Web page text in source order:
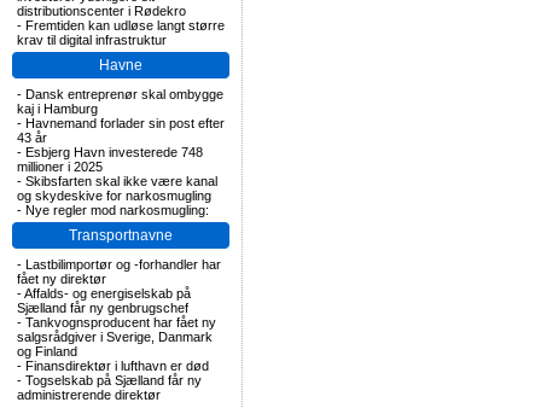
distributionscenter i Rødekro
- Fremtiden kan udløse langt større
krav til digital infrastruktur
Havne
- Dansk entreprenør skal ombygge
kaj i Hamburg
- Havnemand forlader sin post efter
43 år
- Esbjerg Havn investerede 748
millioner i 2025
- Skibsfarten skal ikke være kanal
og skydeskive for narkosmugling
- Nye regler mod narkosmugling:
Transportnavne
- Lastbilimportør og -forhandler har
fået ny direktør
-Affalds- og energiselskab på
Sjælland får ny genbrugschef
- Tankvognsproducent har fået ny
salgsrådgiver i Sverige, Danmark
og Finland
- Finansdirektør i lufthavn er død
- Togselskab på Sjælland får ny
administrerende direktør